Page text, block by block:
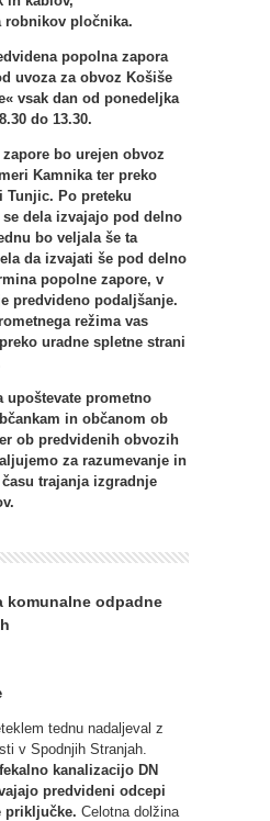
robnikov pločnika.
popolna zapora
uvoza za obvoz Košiše
vsak dan od ponedeljka
do 13.30.
bo urejen obvoz
Kamnika ter preko
Tunjic. Po preteku
dela izvajajo pod delno
bo veljala še ta
da izvajati še pod delno
popolne zapore, v
predvideno podaljšanje.
režima vas
uradne spletne strani
upoštevate prometno
in občanom ob
ob predvidenih obvozih
za razumevanje in
trajanja izgradnje
komunalne odpadne
tednu nadaljeval z
v Spodnjih Stranjah.
fekalno kanalizacijo DN
predvideni odcepi
priključke. Celotna dolžina